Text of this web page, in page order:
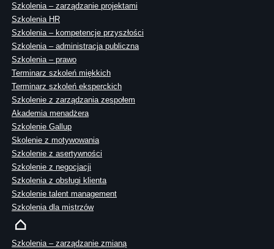
Szkolenia – zarządzanie projektami
Szkolenia HR
Szkolenia – kompetencje przyszłości
Szkolenia – administracja publiczna
Szkolenia – prawo
Terminarz szkoleń miękkich
Terminarz szkoleń eksperckich
Szkolenie z zarządzania zespołem
Akademia menadżera
Szkolenie Gallup
Skolenie z motywowania
Szkolenie z asertywności
Szkolenie z negocjacji
Szkolenia z obsługi klienta
Szkolenie talent management
Szkolenia dla mistrzów
Szkolenia – zarządzanie zmianą